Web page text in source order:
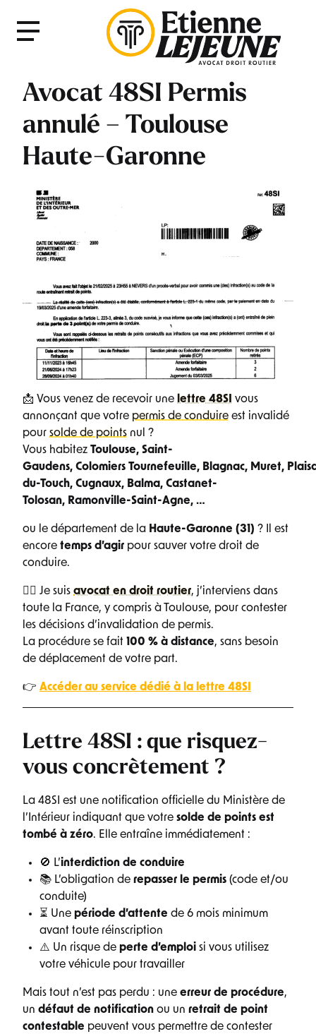
Menu
Avocat 48SI Permis
annulé – Toulouse
Haute-Garonne
📩 Vous venez de recevoir une lettre 48SI vous
annonçant que votre permis de conduire est invalidé
pour solde de points nul ?
Vous habitez Toulouse, Saint-
Gaudens, Colomiers Tournefeuille, Blagnac, Muret,
du-Touch, Cugnaux, Balma, Castanet-
Tolosan, Ramonville-Saint-Agne, …
ou le département de la Haute-Garonne (31) ? Il est
encore temps d’agir pour sauver votre droit de
conduire.
👨‍⚖️ Je suis avocat en droit routier, j’interviens dans
toute la France, y compris à Toulouse, pour contester
les décisions d’invalidation de permis.
La procédure se fait 100 % à distance, sans besoin
de déplacement de votre part.
👉 Accéder au service dédié à la lettre 48SI
Lettre 48SI : que risquez-
vous concrètement ?
La 48SI est une notification officielle du Ministère de
l’Intérieur indiquant que votre solde de points est
tombé à zéro. Elle entraîne immédiatement :
🚫 L’interdiction de conduire
📚 L’obligation de repasser le permis (code et/ou
conduite)
⏳ Une période d’attente de 6 mois minimum
avant toute réinscription
⚠️ Un risque de perte d’emploi si vous utilisez
votre véhicule pour travailler
Mais tout n’est pas perdu : une erreur de procédure,
un défaut de notification ou un retrait de point
contestable peuvent vous permettre de contester
Fermer